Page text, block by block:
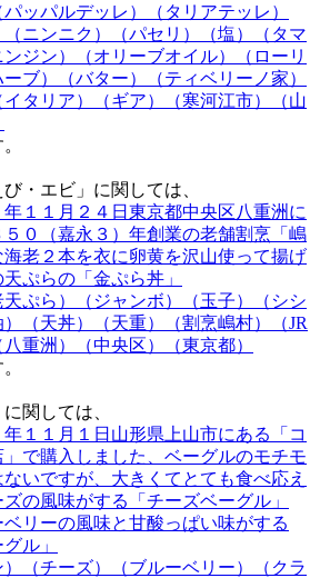
ッパルデッレ）（タリアテッレ）
（ニンニク）（パセリ）（塩）（タマ
ジン）（オリーブオイル）（ローリ
ブ）（バター）（ティベリーノ家）
イタリア）（ギア）（寒河江市）（山
・エビ」に関しては、
１１月２４日東京都中央区八重洲に
０（嘉永３）年創業の老舗割烹「嶋
老２本を衣に卵黄を沢山使って揚げ
ぷらの「金ぷら丼」
天ぷら）（ジャンボ）（玉子）（シシ
）（天丼）（天重）（割烹嶋村）（JR
重洲）（中央区）（東京都）
関しては、
１１月１日山形県上山市にある「コ
で購入しました、ベーグルのモチモ
いですが、大きくてとても食べ応え
の風味がする「チーズベーグル」
リーの風味と甘酸っぱい味がする
ル」
）（チーズ）（ブルーベリー）（クラ